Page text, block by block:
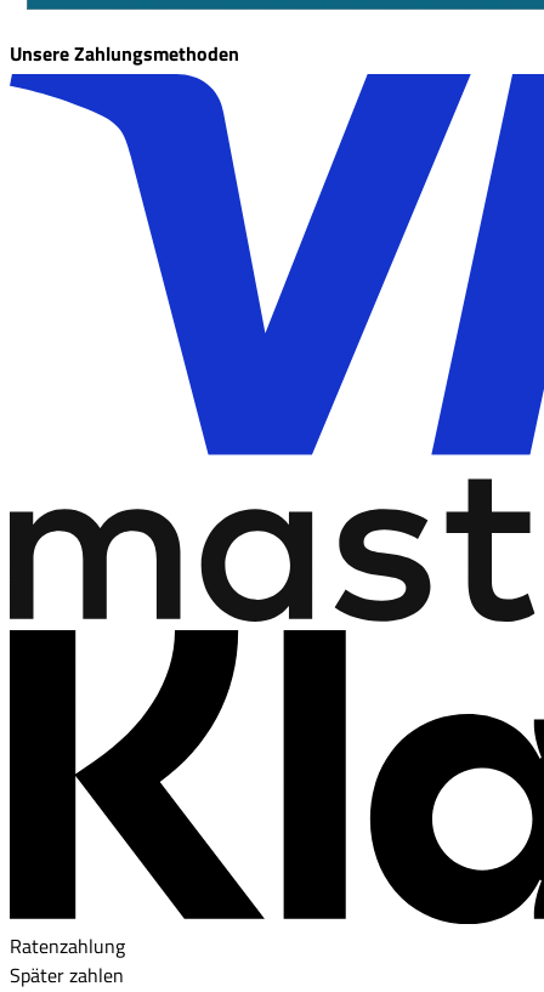
Unsere Zahlungsmethoden
Ratenzahlung
Später zahlen